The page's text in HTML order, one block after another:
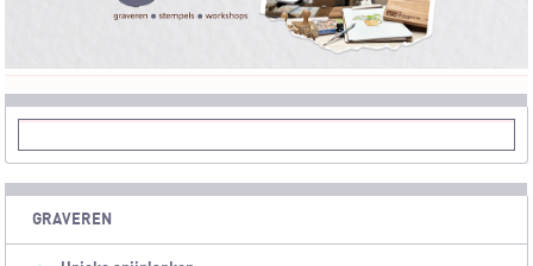
GRAVEREN